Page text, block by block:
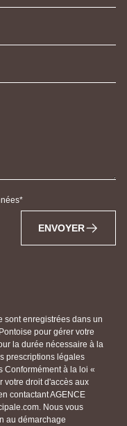
ENVOYER
sont enregistrées dans un
pour gérer votre
la durée nécessaire à la
prescriptions légales
Conformément à la loi «
votre droit d'accès aux
contactant AGENCE
Nous vous
au démarchage